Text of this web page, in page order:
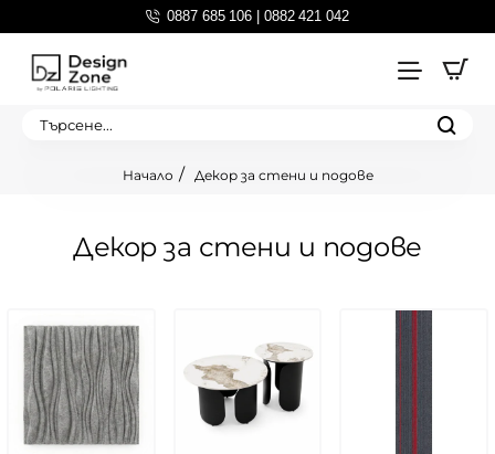
0887 685 106 | 0882 421 042
Търсене...
Декор за стени и подове
Декор за стени и подове